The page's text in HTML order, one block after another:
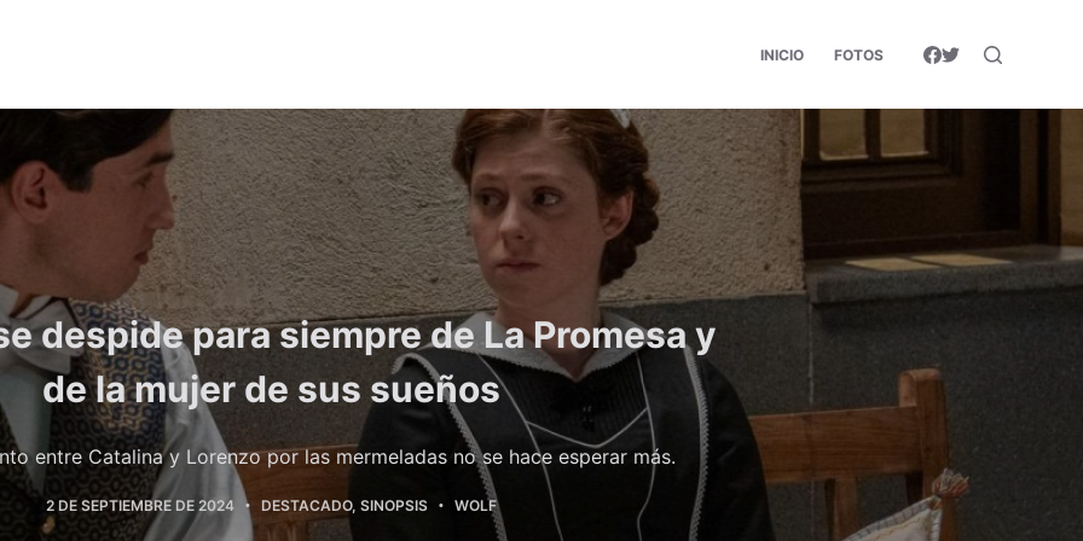
INICIO FOTOS
despide para siempre de La Promesa y
de la mujer de sus sueños
entre Catalina y Lorenzo por las mermeladas no se hace esperar más.
2 DE SEPTIEMBRE DE 2024 DESTACADO, SINOPSIS WOLF